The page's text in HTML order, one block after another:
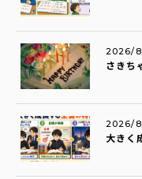
さきち
2026/
大きく
2026/